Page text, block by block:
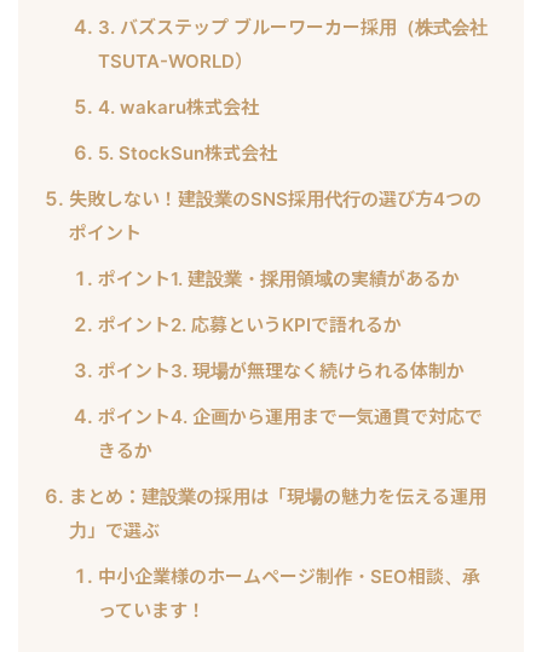
3. バズステップ ブルーワーカー採用（株式会社
TSUTA-WORLD）
4. wakaru株式会社
5. StockSun株式会社
失敗しない！建設業のSNS採用代行の選び方4つの
ポイント
ポイント1. 建設業・採用領域の実績があるか
ポイント2. 応募というKPIで語れるか
ポイント3. 現場が無理なく続けられる体制か
ポイント4. 企画から運用まで一気通貫で対応で
きるか
まとめ：建設業の採用は「現場の魅力を伝える運用
力」で選ぶ
中小企業様のホームページ制作・SEO相談、承
っています！